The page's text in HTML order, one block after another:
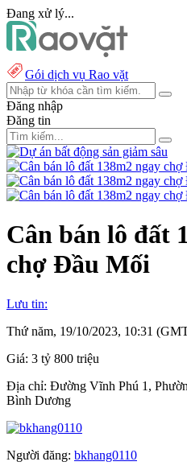
Đang xử lý...
Gói dịch vụ Rao vặt
Đăng nhập
Đăng tin
Cân bán lô đất
chợ Đầu Mối
Lưu tin:
Thứ năm, 19/10/2023, 10:31
Giá: 3 tỷ 800 triệu
Địa chỉ: Đường Vĩnh Phú 1,
Bình Dương
Người đăng: bkhang0110